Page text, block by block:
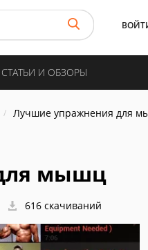
СТАТЬИ И ОБЗОРЫ
Лучшие упражнения для
мышц
616 скачиваний